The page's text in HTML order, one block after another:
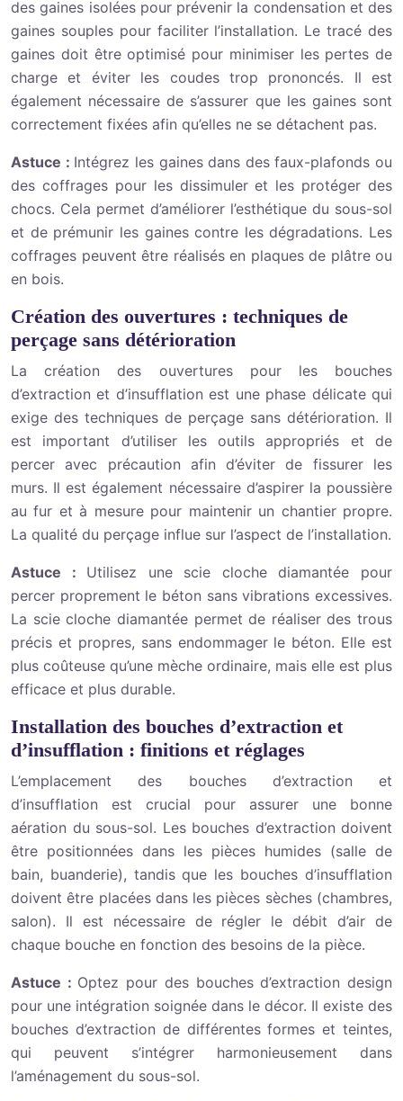
des gaines isolées pour prévenir la condensation et des
gaines souples pour faciliter l’installation. Le tracé des
gaines doit être optimisé pour minimiser les pertes de
charge et éviter les coudes trop prononcés. Il est
également nécessaire de s’assurer que les gaines sont
correctement fixées afin qu’elles ne se détachent pas.
Astuce : Intégrez les gaines dans des faux-plafonds ou
des coffrages pour les dissimuler et les protéger des
chocs. Cela permet d’améliorer l’esthétique du sous-sol
et de prémunir les gaines contre les dégradations. Les
coffrages peuvent être réalisés en plaques de plâtre ou
en bois.
Création des ouvertures : techniques de
perçage sans détérioration
La création des ouvertures pour les bouches
d’extraction et d’insufflation est une phase délicate qui
exige des techniques de perçage sans détérioration. Il
est important d’utiliser les outils appropriés et de
percer avec précaution afin d’éviter de fissurer les
murs. Il est également nécessaire d’aspirer la poussière
au fur et à mesure pour maintenir un chantier propre.
La qualité du perçage influe sur l’aspect de l’installation.
Astuce : Utilisez une scie cloche diamantée pour
percer proprement le béton sans vibrations excessives.
La scie cloche diamantée permet de réaliser des trous
précis et propres, sans endommager le béton. Elle est
plus coûteuse qu’une mèche ordinaire, mais elle est plus
efficace et plus durable.
Installation des bouches d’extraction et
d’insufflation : finitions et réglages
L’emplacement des bouches d’extraction et
d’insufflation est crucial pour assurer une bonne
aération du sous-sol. Les bouches d’extraction doivent
être positionnées dans les pièces humides (salle de
bain, buanderie), tandis que les bouches d’insufflation
doivent être placées dans les pièces sèches (chambres,
salon). Il est nécessaire de régler le débit d’air de
chaque bouche en fonction des besoins de la pièce.
Astuce : Optez pour des bouches d’extraction design
pour une intégration soignée dans le décor. Il existe des
bouches d’extraction de différentes formes et teintes,
qui peuvent s’intégrer harmonieusement dans
l’aménagement du sous-sol.